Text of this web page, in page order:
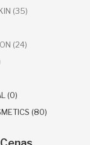
(35)
(24)
(0)
(80)